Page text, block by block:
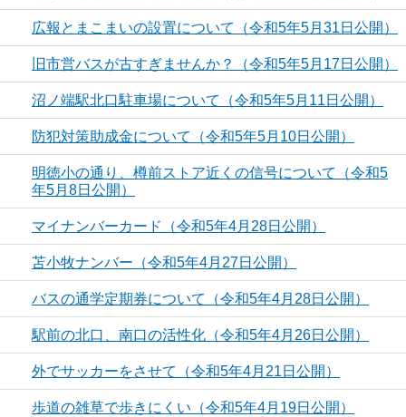
広報とまこまいの設置について（令和5年5月31日公開）
旧市営バスが古すぎませんか？（令和5年5月17日公開）
沼ノ端駅北口駐車場について（令和5年5月11日公開）
防犯対策助成金について（令和5年5月10日公開）
明徳小の通り、樽前ストア近くの信号について（令和5
年5月8日公開）
マイナンバーカード（令和5年4月28日公開）
苫小牧ナンバー（令和5年4月27日公開）
バスの通学定期券について（令和5年4月28日公開）
駅前の北口、南口の活性化（令和5年4月26日公開）
外でサッカーをさせて（令和5年4月21日公開）
歩道の雑草で歩きにくい（令和5年4月19日公開）